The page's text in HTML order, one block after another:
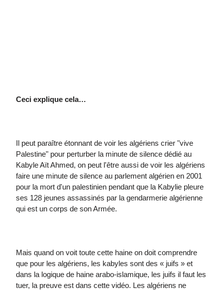
Ceci explique cela…
Il peut paraître étonnant de voir les algériens crier "vive
Palestine" pour perturber la minute de silence dédié au
Kabyle Aït Ahmed, on peut l'être aussi de voir les algériens
faire une minute de silence au parlement algérien en 2001
pour la mort d'un palestinien pendant que la Kabylie pleure
ses 128 jeunes assassinés par la gendarmerie algérienne
qui est un corps de son Armée.
Mais quand on voit toute cette haine on doit comprendre
que pour les algériens, les kabyles sont des « juifs » et
dans la logique de haine arabo-islamique, les juifs il faut les
tuer, la preuve est dans cette vidéo. Les algériens ne